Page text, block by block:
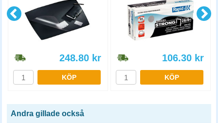
248.80 kr
KÖP
106.30 kr
KÖP
Andra gillade också